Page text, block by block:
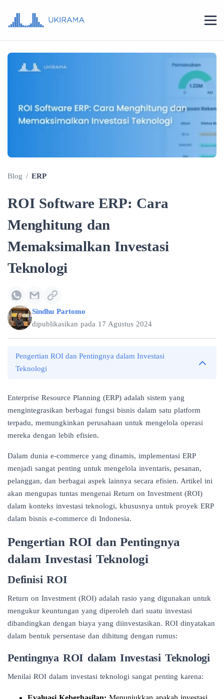
Blog / ERP
ROI Software ERP: Cara
Menghitung dan
Memaksimalkan Investasi
Teknologi
Sindhu Partomo
dipublikasikan pada 17 Agustus 2024
Pengertian ROI dan Pentingnya dalam Investasi
Teknologi
Enterprise Resource Planning (ERP) adalah sistem yang
mengintegrasikan berbagai fungsi bisnis dalam satu platform
terpadu, memungkinkan perusahaan untuk mengelola operasi
mereka dengan lebih efisien.
Dalam dunia e-commerce yang dinamis, implementasi ERP
menjadi sangat penting untuk mengelola inventaris, pesanan,
pelanggan, dan berbagai aspek lainnya secara efisien. Artikel ini
akan mengupas tuntas mengenai Return on Investment (ROI)
dalam konteks investasi teknologi, khususnya untuk proyek ERP
dalam bisnis e-commerce di Indonesia.
Pengertian ROI dan Pentingnya
dalam Investasi Teknologi
Definisi ROI
Return on Investment (ROI) adalah rasio yang digunakan untuk
mengukur keuntungan yang diperoleh dari suatu investasi
dibandingkan dengan biaya yang diinvestasikan. ROI dinyatakan
dalam bentuk persentase dan dihitung dengan rumus:
Pentingnya ROI dalam Investasi Teknologi
Menilai ROI dalam investasi teknologi sangat penting karena: